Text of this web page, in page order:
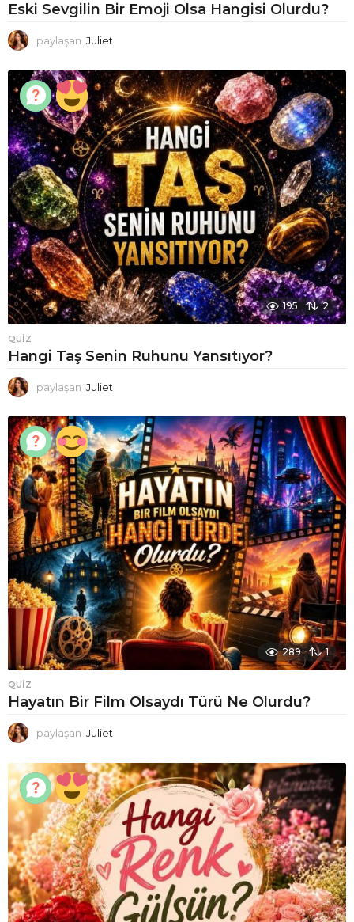
Eski Sevgilin Bir Emoji Olsa Hangisi Olurdu?
paylaşan Juliet
195 2
QUIZ
Hangi Taş Senin Ruhunu Yansıtıyor?
paylaşan Juliet
289 1
QUIZ
Hayatın Bir Film Olsaydı Türü Ne Olurdu?
paylaşan Juliet